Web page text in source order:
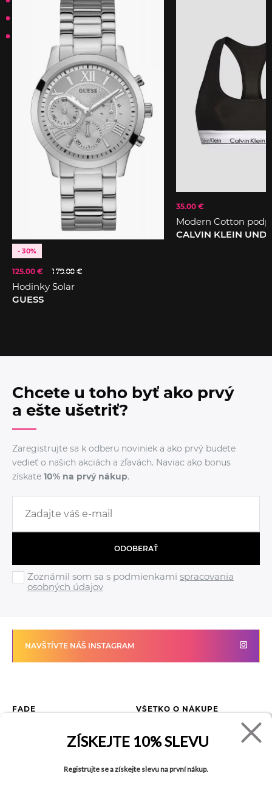
- 30%
125.00 € 179.00 €
Hodinky Solar
GUESS
35.00 €
Modern Cotton
CALVIN KLEIN
Chcete u toho byť ako prvý
a ešte ušetriť?
Zaregistrujte sa k odberu noviniek a ako prvý budete
vedieť o našich akciách a zľavách. Naviac ako bonus
získate 10% na prvý nákup.
ODOBERAŤ
Zoznámil som sa s podmienkami spracovania
osobných údajov
NAVŠTÍVTE NÁŠ INSTAGRAM
FADE
VŠETKO O NÁKUPE
Ako reklamovať tovar
Tabuľka veľkostí
ZÍSKEJTE 10% SLEVU
Registrujte se a získejte slevu na první nákup.